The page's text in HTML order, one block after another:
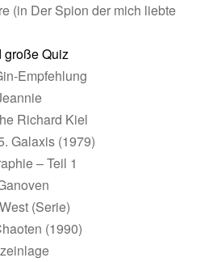
(in Der Spion der mich liebte
große Quiz
Empfehlung
Richard Kiel
Galaxis (1979)
– Teil 1
(Serie)
(1990)